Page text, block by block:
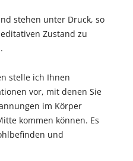
stehen unter Druck, so
Zustand zu
stelle ich Ihnen
vor, mit denen Sie
im Körper
kommen können. Es
und